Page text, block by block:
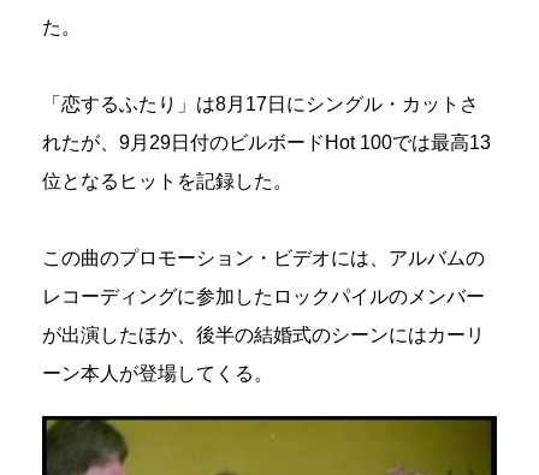
た。
「恋するふたり」は8月17日にシングル・カットさ
れたが、9月29日付のビルボードHot 100では最高13
位となるヒットを記録した。
この曲のプロモーション・ビデオには、アルバムの
レコーディングに参加したロックパイルのメンバー
が出演したほか、後半の結婚式のシーンにはカーリ
ーン本人が登場してくる。